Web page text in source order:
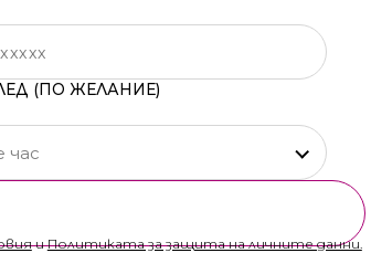
(ПО ЖЕЛАНИЕ)
час
иПолитиката за защита на личните данни.